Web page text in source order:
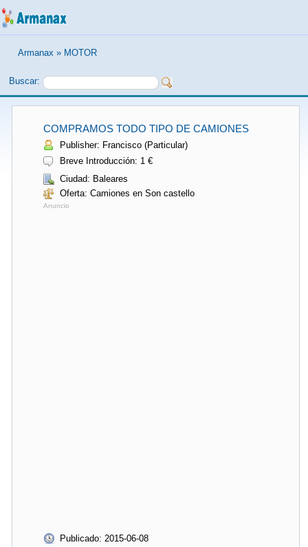
Armanax » MOTOR
Buscar:
COMPRAMOS TODO TIPO DE CAMIONES
Publisher: Francisco (Particular)
Breve Introducción: 1 €
Ciudad: Baleares
Oferta: Camiones en Son castello
Anuncio
Publicado: 2015-06-08